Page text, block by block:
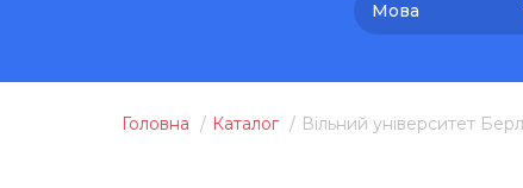
Мова
Головна Каталог Вільний університет